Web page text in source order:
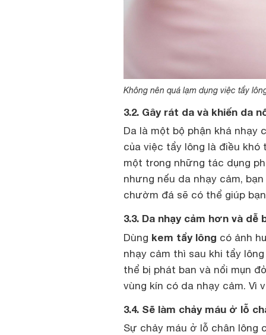
Không nên quá lạm dụng việc tẩy
3.2. Gây rát da và khiến da
Da là một bộ phận khá nhạy
của việc tẩy lông là điều khó
một trong những tác dụng
nhưng nếu da nhạy cảm,
chườm đá sẽ có thể giúp
3.3. Da nhạy cảm hơn và dễ
Dùng kem tẩy lông có ảnh
nhạy cảm thì sau khi tẩy
thể bị phát ban và nổi mụn
vùng kín có da nhạy cảm. Vì
3.4. Sẽ làm chảy máu ở lỗ
Sự chảy máu ở lỗ chân lông